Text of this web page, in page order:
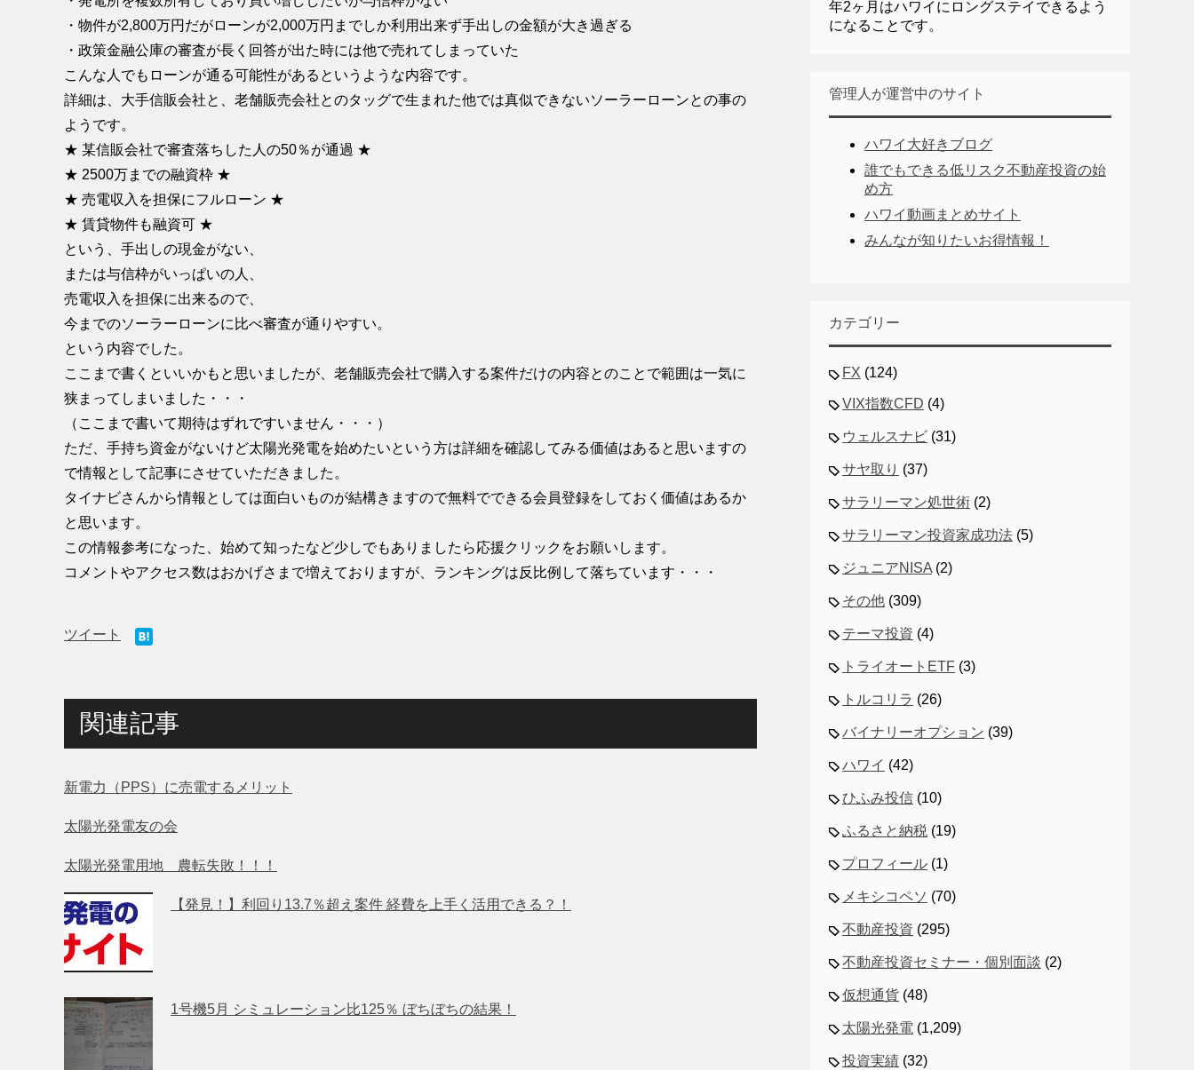
・物件が2,800万円だがローンが2,000万円までしか利用出来ず手出しの金額が大き過ぎる
・政策金融公庫の審査が長く回答が出た時には他で売れてしまっていた
こんな人でもローンが通る可能性があるというような内容です。
詳細は、大手信販会社と、老舗販売会社とのタッグで生まれた他では真似できないソーラーローンとの事の
ようです。
★ 某信販会社で審査落ちした人の50％が通過 ★
★ 2500万までの融資枠 ★
★ 売電収入を担保にフルローン ★
★ 賃貸物件も融資可 ★
という、手出しの現金がない、
または与信枠がいっぱいの人、
売電収入を担保に出来るので、
今までのソーラーローンに比べ審査が通りやすい。
という内容でした。
ここまで書くといいかもと思いましたが、老舗販売会社で購入する案件だけの内容とのことで範囲は一気に
狭まってしまいました・・・
（ここまで書いて期待はずれですいません・・・）
ただ、手持ち資金がないけど太陽光発電を始めたいという方は詳細を確認してみる価値はあると思いますの
で情報として記事にさせていただきました。
タイナビさんから情報としては面白いものが結構きますので無料でできる会員登録をしておく価値はあるか
と思います。
この情報参考になった、始めて知ったなど少しでもありましたら応援クリックをお願いします。
コメントやアクセス数はおかげさまで増えておりますが、ランキングは反比例して落ちています・・・
ツイート
関連記事
新電力（PPS）に売電するメリット
太陽光発電友の会
太陽光発電用地 農転失敗！！！
【発見！】利回り13.7％超え案件 経費を上手く活用できる？！
1号機5月 シミュレーション比125％ ぼちぼちの結果！
年2ヶ月はハワイにロングステイできるよう
になることです。
管理人が運営中のサイト
ハワイ大好きブログ
誰でもできる低リスク不動産投資の始
め方
ハワイ動画まとめサイト
みんなが知りたいお得情報！
カテゴリー
FX (124)
VIX指数CFD (4)
ウェルスナビ (31)
サヤ取り (37)
サラリーマン処世術 (2)
サラリーマン投資家成功法 (5)
ジュニアNISA (2)
その他 (309)
テーマ投資 (4)
トライオートETF (3)
トルコリラ (26)
バイナリーオプション (39)
ハワイ (42)
ひふみ投信 (10)
ふるさと納税 (19)
プロフィール (1)
メキシコペソ (70)
不動産投資 (295)
不動産投資セミナー・個別面談 (2)
仮想通貨 (48)
太陽光発電 (1,209)
投資実績 (32)